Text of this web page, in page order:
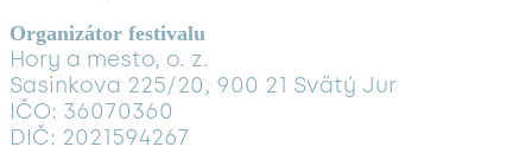
Organizátor festivalu
Hory a mesto, o. z.
Sasinkova 225/20, 900 21 Svätý Jur
IČO: 36070360
DIČ: 2021594267